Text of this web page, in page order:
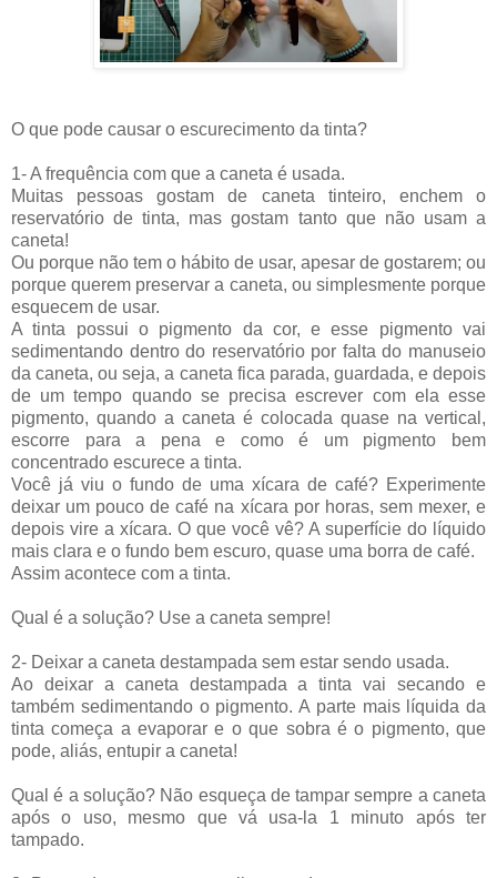
O que pode causar o escurecimento da tinta?
1- A frequência com que a caneta é usada.
Muitas pessoas gostam de caneta tinteiro, enchem o
reservatório de tinta, mas gostam tanto que não usam a
caneta!
Ou porque não tem o hábito de usar, apesar de gostarem; ou
porque querem preservar a caneta, ou simplesmente porque
esquecem de usar.
A tinta possui o pigmento da cor, e esse pigmento vai
sedimentando dentro do reservatório por falta do manuseio
da caneta, ou seja, a caneta fica parada, guardada, e depois
de um tempo quando se precisa escrever com ela esse
pigmento, quando a caneta é colocada quase na vertical,
escorre para a pena e como é um pigmento bem
concentrado escurece a tinta.
Você já viu o fundo de uma xícara de café? Experimente
deixar um pouco de café na xícara por horas, sem mexer, e
depois vire a xícara. O que você vê? A superfície do líquido
mais clara e o fundo bem escuro, quase uma borra de café.
Assim acontece com a tinta.
Qual é a solução? Use a caneta sempre!
2- Deixar a caneta destampada sem estar sendo usada.
Ao deixar a caneta destampada a tinta vai secando e
também sedimentando o pigmento. A parte mais líquida da
tinta começa a evaporar e o que sobra é o pigmento, que
pode, aliás, entupir a caneta!
Qual é a solução? Não esqueça de tampar sempre a caneta
após o uso, mesmo que vá usa-la 1 minuto após ter
tampado.